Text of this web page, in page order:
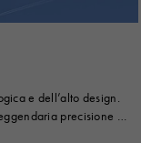
e dell’alto design.
precisione di